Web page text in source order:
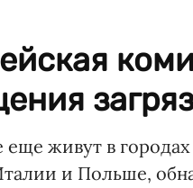
еще живут в
и Польше,